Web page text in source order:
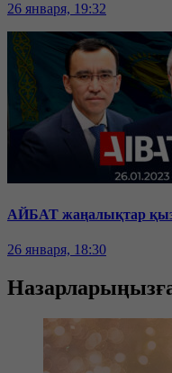
26 января, 19:32
АЙБАТ жаңалықтар
26 января, 18:30